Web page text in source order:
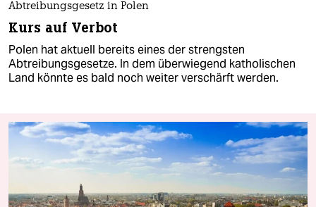
Abtreibungsgesetz in Polen
Kurs auf Verbot
Polen hat aktuell bereits eines der strengsten
Abtreibungsgesetze. In dem überwiegend katholischen
Land könnte es bald noch weiter verschärft werden.